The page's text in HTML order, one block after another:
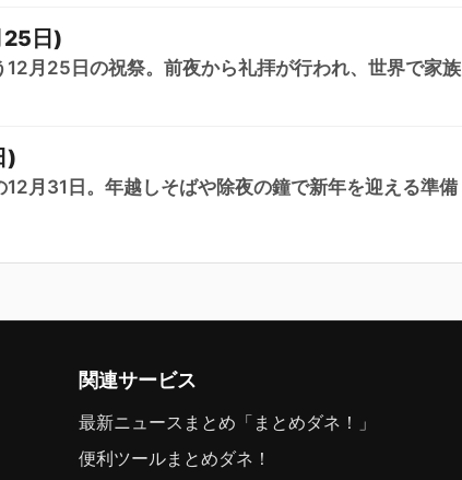
25日)
12月25日の祝祭。前夜から礼拝が行われ、世界で家族
)
12月31日。年越しそばや除夜の鐘で新年を迎える準備
関連サービス
最新ニュースまとめ「まとめダネ！」
便利ツールまとめダネ！